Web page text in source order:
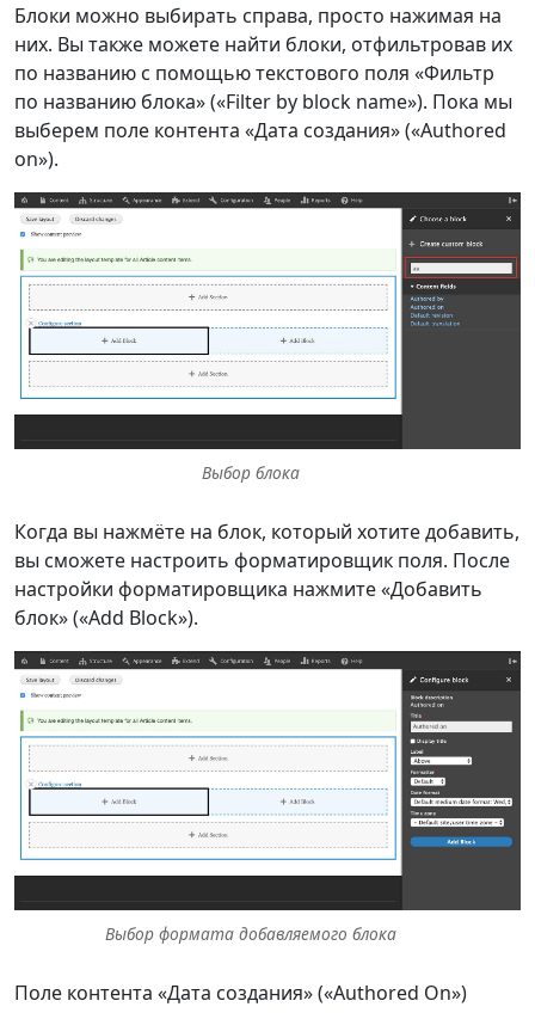
Блоки можно выбирать справа, просто нажимая на
них. Вы также можете найти блоки, отфильтровав их
по названию с помощью текстового поля «Фильтр
по названию блока» («Filter by block name»). Пока мы
выберем поле контента «Дата создания» («Authored
on»).
Выбор блока
Когда вы нажмёте на блок, который хотите добавить,
вы сможете настроить форматировщик поля. После
настройки форматировщика нажмите «Добавить
блок» («Add Block»).
Выбор формата добавляемого блока
Поле контента «Дата создания» («Authored On»)